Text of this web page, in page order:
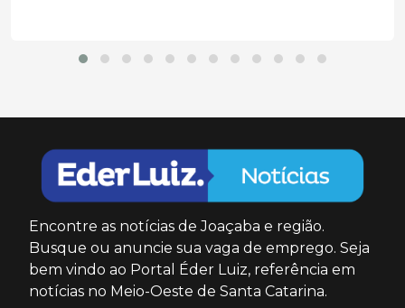
Encontre as notícias de Joaçaba e região.
Busque ou anuncie sua vaga de emprego. Seja
bem vindo ao Portal Éder Luiz, referência em
notícias no Meio-Oeste de Santa Catarina.